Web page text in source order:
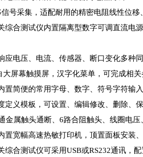
号采集，适配耐用的精密电阻线性位
综合测试仪内置隔离型数字可调直流电
应电压、电流、传感器、断口变化多种
屏幕触摸屏，汉字化菜单，可完成相
简便的常用字母、数字、符号字符输
定义模板，可设置、编辑修改、删除、
金属触头通断、6路合阻触头、线圈电
置宽幅高速热敏打印机，顶置面板安装
合测试仪可采用USB或RS232通讯，